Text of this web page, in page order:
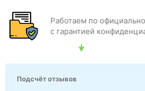
Работаем по
с гарантией
Подсчёт отзывов